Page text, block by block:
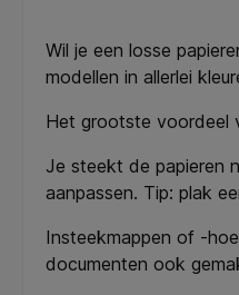
Wil je een losse
modellen in allerlei
Het grootste voordeel
Je steekt de papieren
aanpassen. Tip: plak
Insteekmappen of -
documenten ook